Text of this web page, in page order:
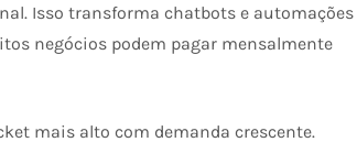
Isso transforma chatbots e automações
negócios podem pagar mensalmente
mais alto com demanda crescente.